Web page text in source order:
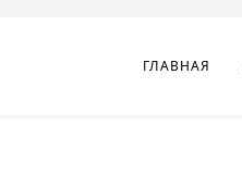
ГЛАВНАЯ